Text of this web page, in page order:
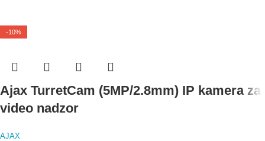
-10%
Ajax TurretCam (5MP/2.8mm) IP kamera za
video nadzor
AJAX